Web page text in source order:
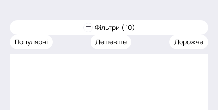
Фільтри ( 10)
Популярні
Дешевше Дорожче